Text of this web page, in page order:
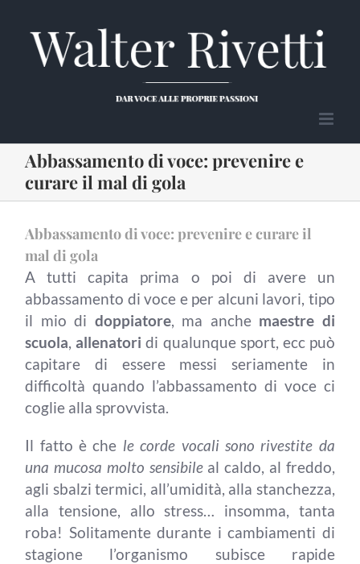
contenuto
Abbassamento di voce: prevenire e
curare il mal di gola
Abbassamento di voce: prevenire e curare il
mal di gola
A tutti capita prima o poi di avere un
abbassamento di voce e per alcuni lavori, tipo
il mio di doppiatore, ma anchemaestre di
scuola,allenatori di qualunque sport, ecc può
capitare di essere messi seriamente in
difficoltà quando l’abbassamento di voce ci
coglie alla sprovvista.
Il fatto è che le corde vocali sono rivestite da
una mucosa molto sensibileal caldo, al freddo,
agli sbalzi termici, all’umidità, alla stanchezza,
alla tensione, allo stress… insomma, tanta
roba! Solitamente durante i cambiamenti di
stagione l’organismo subisce rapide